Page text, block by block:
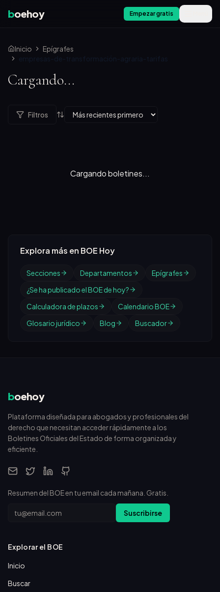
boehoy Empezar gratis
Inicio
Epígrafes
empresas-de-transformación-agraria-tarifas
Cargando...
Filtros
Cargando boletines...
Explora más en BOE Hoy
Secciones Departamentos
Epígrafes
¿Se ha publicado el BOE de hoy?
Calculadora de plazos
Calendario BOE
Glosario jurídico
Blog Buscador
boehoy
Plataforma diseñada para abogados y profesionales del
derecho que necesitan acceder rápidamente a los
Boletines Oficiales del Estado de forma organizada y
eficiente.
Resumen del BOE en tu email cada mañana. Gratis.
Email Suscribirse
Explorar el BOE
Inicio
Buscar